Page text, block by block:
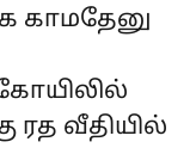
காமதேனு
ரத வீதியில்